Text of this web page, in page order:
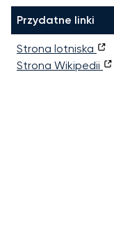
Przydatne linki
Strona lotniska
Strona Wikipedii